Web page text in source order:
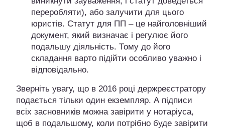
переробляти), або залучити для цього
юристів. Статут для ПП – це найголовніший
документ, який визначає і регулює його
подальшу діяльність. Тому до його
складання варто підійти особливо уважно і
відповідально.
Зверніть увагу, що в 2016 році держреєстратору
подається тільки один екземпляр. А підписи
всіх засновників можна завірити у нотаріуса,
щоб в подальшому, коли потрібно буде завірити